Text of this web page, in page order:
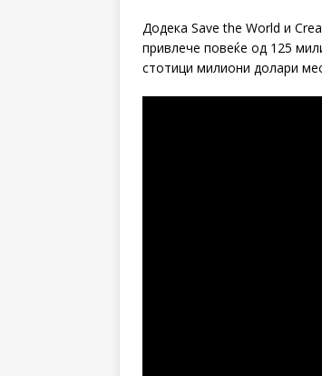
Додека Save the World и
привлече повеќе од 125
стотици милиони долари